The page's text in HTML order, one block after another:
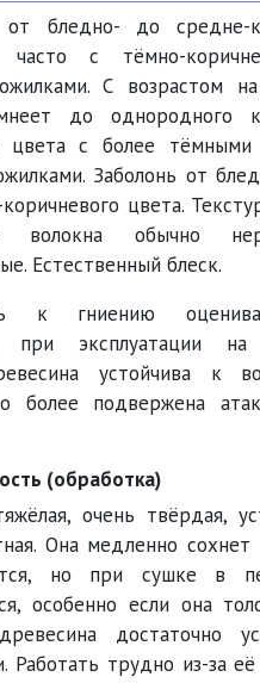
от бледно- до средне-
часто с тёмно-
С возрастом
до однородного
цвета с более
Заболонь от
цвета.
волокна обычно
Естественный блеск.
к гниению
при эксплуатации
устойчива к
более подвержена
(обработка)
очень твёрдая,
Она медленно
но при сушке в
особенно если она
достаточно
Работать трудно из-за